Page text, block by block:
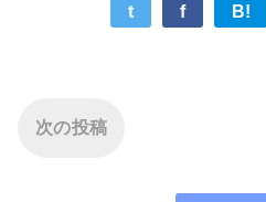
t f B!
次の投稿